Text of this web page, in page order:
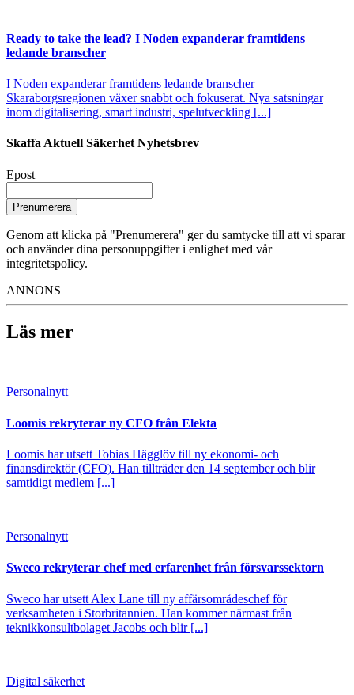
Ready to take the lead? I Noden expanderar framtidens
ledande branscher
I Noden expanderar framtidens ledande branscher
Skaraborgsregionen växer snabbt och fokuserat. Nya satsningar
inom digitalisering, smart industri, spelutveckling [...]
Skaffa Aktuell Säkerhet Nyhetsbrev
Epost
Prenumerera
Genom att klicka på "Prenumerera" ger du samtycke till att vi sparar
och använder dina personuppgifter i enlighet med vår
integritetspolicy.
ANNONS
Läs mer
Personalnytt
Loomis rekryterar ny CFO från Elekta
Loomis har utsett Tobias Hägglöv till ny ekonomi- och
finansdirektör (CFO). Han tillträder den 14 september och blir
samtidigt medlem [...]
Personalnytt
Sweco rekryterar chef med erfarenhet från försvarssektorn
Sweco har utsett Alex Lane till ny affärsområdeschef för
verksamheten i Storbritannien. Han kommer närmast från
teknikkonsultbolaget Jacobs och blir [...]
Digital säkerhet